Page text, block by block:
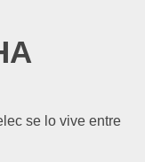
se lo vive entre